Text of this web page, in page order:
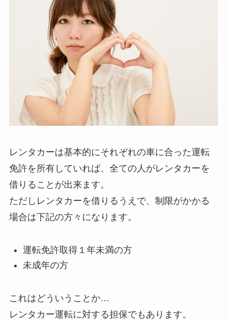
レンタカーは基本的にそれぞれの車に合った運転
免許を所有していれば、全ての人がレンタカーを
借りることが出来ます。
ただしレンタカーを借りるうえで、制限がかかる
場合は下記の方々になります。
運転免許取得１年未満の方
未成年の方
これはどういうことか…
レンタカー運転に対する担保でもあります。